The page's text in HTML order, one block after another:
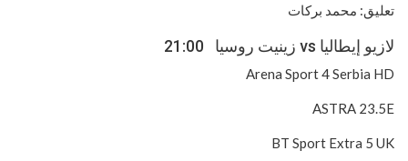
تعليق: محمد بركات
لازيو إيطاليا vs زينيت روسيا 21:00
Arena Sport 4 Serbia HD
ASTRA 23.5E
BT Sport Extra 5 UK